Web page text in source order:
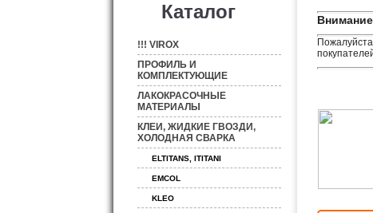
Каталог
!!! VIROX
ПРОФИЛЬ И
КОМПЛЕКТУЮЩИЕ
ЛАКОКРАСОЧНЫЕ
МАТЕРИАЛЫ
КЛЕИ, ЖИДКИЕ ГВОЗДИ,
ХОЛОДНАЯ СВАРКА
ELTITANS, ITITANI
EMCOL
KLEO